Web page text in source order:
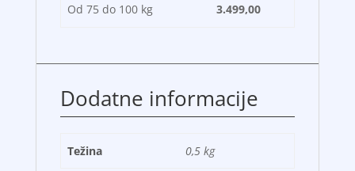
Od 75 do 100 kg 3.499,00
Dodatne informacije
Težina 0,5 kg